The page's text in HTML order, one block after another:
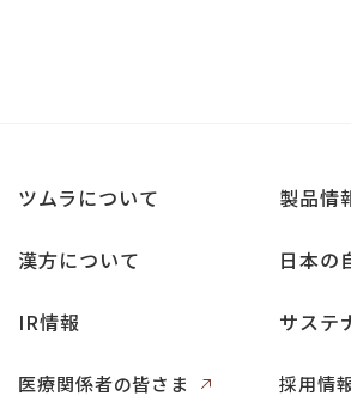
ツムラについて 製品情
漢方について 日本の
IR情報 サステ
医療関係者の皆さま 採用情